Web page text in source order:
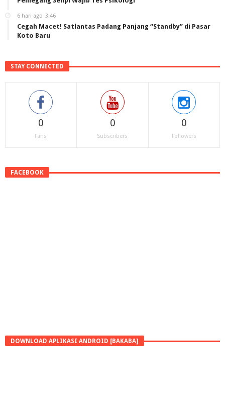
6 hari ago 3:46
Cegah Macet! Satlantas Padang Panjang “Standby” di Pasar
Koto Baru
STAY CONNECTED
0
Fans
0
Subscribers
0
Followers
FACEBOOK
DOWNLOAD APLIKASI ANDROID [BAKABA]